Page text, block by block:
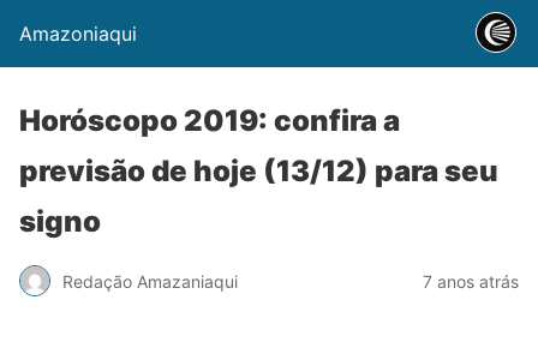
Amazoniaqui
Horóscopo 2019: confira a
previsão de hoje (13/12) para seu
signo
Redação Amazaniaqui 7 anos atrás